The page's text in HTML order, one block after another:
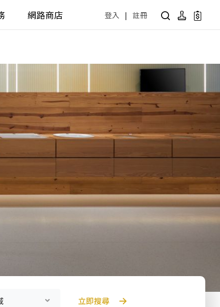
面盆 / 感應龍頭 / 拖布盆
便斗 / 馬桶 / 蹲便
網路商店 登入 | 註冊
販賣中商品 已下架商品
產品
立即搜尋